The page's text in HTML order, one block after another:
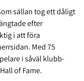
sällan tog ett dåligt
efter
i att föra
Med 75
i såväl klubb-
of Fame.